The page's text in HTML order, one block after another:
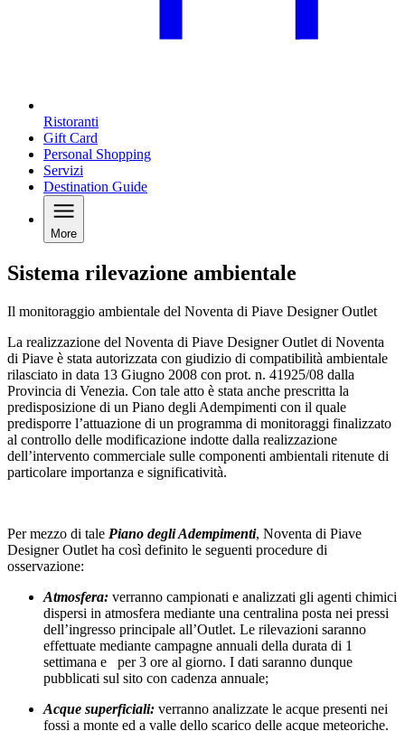
Ristoranti
Gift Card
Personal Shopping
Servizi
Destination Guide
More
Sistema rilevazione ambientale
Il monitoraggio ambientale del Noventa di Piave Designer Outlet
La realizzazione del Noventa di Piave Designer Outlet di Noventa
di Piave è stata autorizzata con giudizio di compatibilità ambientale
rilasciato in data 13 Giugno 2008 con prot. n. 41925/08 dalla
Provincia di Venezia. Con tale atto è stata anche prescritta la
predisposizione di un Piano degli Adempimenti con il quale
predisporre l’attuazione di un programma di monitoraggi finalizzato
al controllo delle modificazione indotte dalla realizzazione
dell’intervento commerciale sulle componenti ambientali ritenute di
particolare importanza e significatività.
Per mezzo di tale Piano degli Adempimenti, Noventa di Piave
Designer Outlet ha così definito le seguenti procedure di
osservazione:
Atmosfera: verranno campionati e analizzati gli agenti chimici
dispersi in atmosfera mediante una centralina posta nei pressi
dell’ingresso principale all’Outlet. Le rilevazioni saranno
effettuate mediante campagne annuali della durata di 1
settimana e per 3 ore al giorno. I dati saranno dunque
pubblicati sul sito con cadenza annuale;
Acque superficiali: verranno analizzate le acque presenti nei
fossi a monte ed a valle dello scarico delle acque meteoriche.